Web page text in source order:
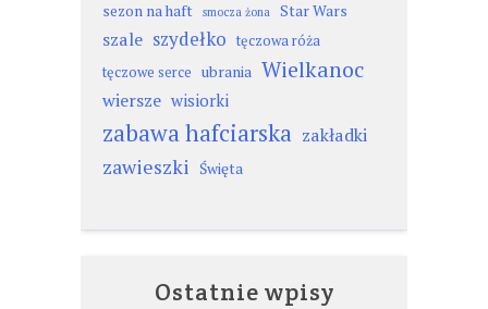
sezon na haft smocza żona Star Wars
szale szydełko tęczowa róża
tęczowe serce ubrania Wielkanoc
wiersze wisiorki
zabawa hafciarska zakładki
zawieszki Święta
Ostatnie wpisy